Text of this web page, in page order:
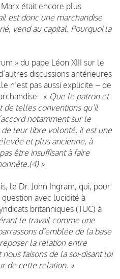
était encore plus
est donc une marchandise
vend au capital. Pourquoi la
» du pape Léon XIII sur le
discussions antérieures
n’est pas aussi explicite – de
: « Que le patron et
de telles conventions qu’il
notamment sur le
de leur libre volonté, il est une
et plus ancienne, à
être insuffisant à faire
»
le Dr. John Ingram, qui, pour
avec lucidité à
britanniques (TUC) à
le travail comme une
d’emblée de la base
la relation entre
faisons de la soi-disant loi
de cette relation. »